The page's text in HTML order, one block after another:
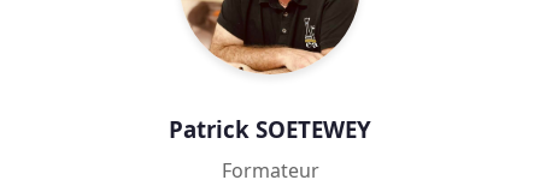
Patrick SOETEWEY
Formateur